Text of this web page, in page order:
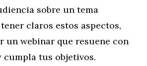
sobre un tema
claros estos aspectos,
un webinar que resuene con
tus objetivos.